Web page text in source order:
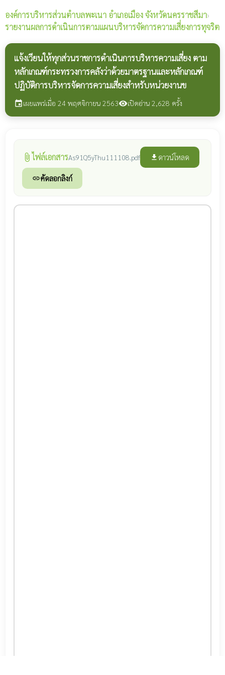
องค์การบริหารส่วนตำบลพะเนา อำเภอเมือง จังหวัดนครราชสีมา›
รายงานผลการดำเนินการตามแผนบริหารจัดการความเสี่ยงการทุจริต
แจ้งเวียนให้ทุกส่วนราชการดำเนินการบริหารความเสี่ยง ตาม
หลักเกณฑ์กระทรวงการคลังว่าด้วยมาตรฐานและหลักเกณฑ์
ปฏิบัติการบริหารจัดการความเสี่ยงสำหรับหน่วยงานข
eventเผยแพร่เมื่อ 24 พฤศจิกายน 2563visibilityเปิดอ่าน 2,628 ครั้ง
attach_file ไฟล์เอกสารAs91Q5yThu111108.pdf file_download ดาวน์โหลด
linkคัดลอกลิงก์